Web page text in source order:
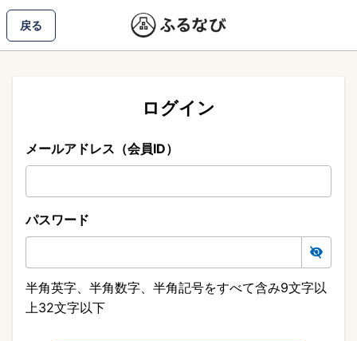
戻る
ログイン
メールアドレス（会員ID）
パスワード
半角英字、半角数字、半角記号をすべて含み9文字以
上32文字以下